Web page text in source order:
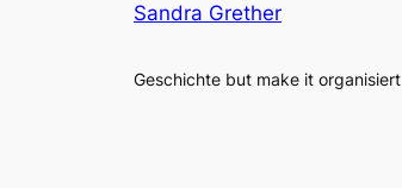
Sandra Grether
Geschichte but make it organisiert